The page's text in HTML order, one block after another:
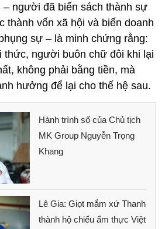
– người đã biến sách thành sự
thành vốn xã hội và biến doanh
sự – là minh chứng rằng:
thức, người buôn chữ đôi khi lại
không phải bằng tiền, mà
hưởng để lại cho thế hệ sau.
Hành trình số của Chủ tịch
MK Group Nguyễn Trọng
Khang
Lê Gia: Giọt mắm xứ Thanh
thành hộ chiếu ẩm thực Việt